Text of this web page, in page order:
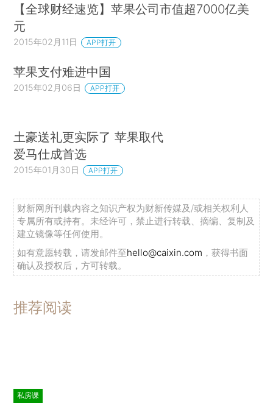
【全球财经速览】苹果公司市值超7000亿美
元
2015年02月11日 APP打开
苹果支付难进中国
2015年02月06日 APP打开
土豪送礼更实际了 苹果取代
爱马仕成首选
2015年01月30日 APP打开
财新网所刊载内容之知识产权为财新传媒及/或相关权利人
专属所有或持有。未经许可，禁止进行转载、摘编、复制及
建立镜像等任何使用。
如有意愿转载，请发邮件至hello@caixin.com ，获得书面
确认及授权后，方可转载。
推荐阅读
私房课